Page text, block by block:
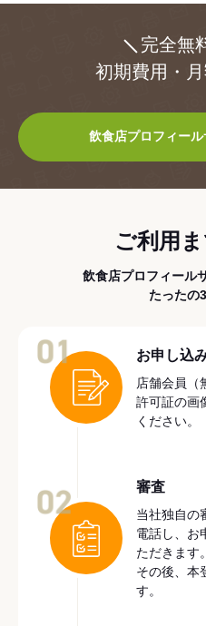
完全無
初期費用・
飲食店プロフィー
ご利用
飲食店プロフィール
たったの
お申し込
店舗会員（
許可証の画
ください。
審査
当社独自の
電話し、お
ただきます。
その後、本
す。